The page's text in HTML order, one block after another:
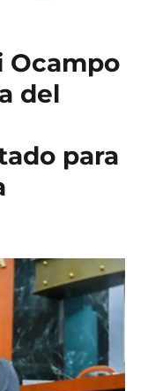
Ocampo
del
para